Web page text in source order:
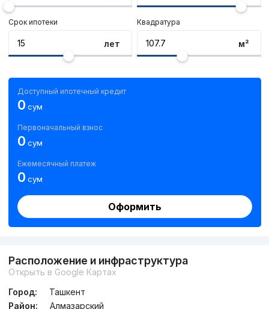
Срок ипотеки
лет
Квадратура
м²
Доступный ипотечный кредит
0 сум
Первоначальный взнос
0 сум
Ежемесячный платеж
0 сум
Оформить
Расположение и инфраструктура
Открыть в Google Картах
Город:
Ташкент
Район:
Алмазарский